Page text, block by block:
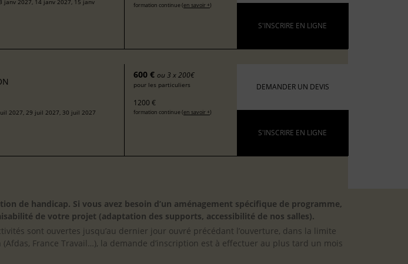
janv 2027, 14 janv 2027, 15 janv formation continue (en savoir +)
S'INSCRIRE EN LIGNE
2027, 29 juil 2027, 30 juil 2027
600 € ou 3 x 200€
pour les particuliers
1200 €
formation continue (en savoir +)
DEMANDER UN DEVIS
S'INSCRIRE EN LIGNE
de handicap. Si vous avez besoin d’un aménagement spécifique de programme,
de votre projet (adaptation des supports, accessibilité de nos salles).
sont ouvertes jusqu’au dernier jour ouvré précédant l’ouverture, dans la limite
France Travail…), la demande d’inscription est à effectuer au plus tard un mois